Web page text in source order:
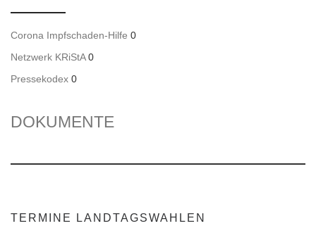
Corona Impfschaden-Hilfe 0
Netzwerk KRiStA0
Pressekodex 0
DOKUMENTE
TERMINE LANDTAGSWAHLEN